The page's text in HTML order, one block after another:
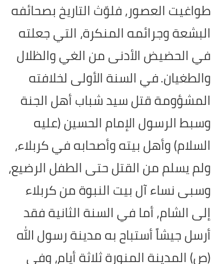
طواغيت العصور, فلوّث التاريخ بصحائفه
البشعة وجرائمه المنكرة، التي جعلته
في الحضيض الأدنى من الغي والظلال
والطغيان.في السنة الأولى لخلافته
المشؤومة قتل سيد شباب أهل الجنة
وسبط الرسول الإمام الحسين (عليه
السلام) وأهل بيته وأصحابه في كربلاء،
ولم يسلم من القتل حتى الطفل الرضيع،
وسبى نساء آل بيت النبوة من كربلاء
إلى الشام, أما في السنة الثانية فقد
أرسل جيشاً أستباح به مدينة رسول الله
(ص) المدينة المنورة ثلاثة أيام، وفي